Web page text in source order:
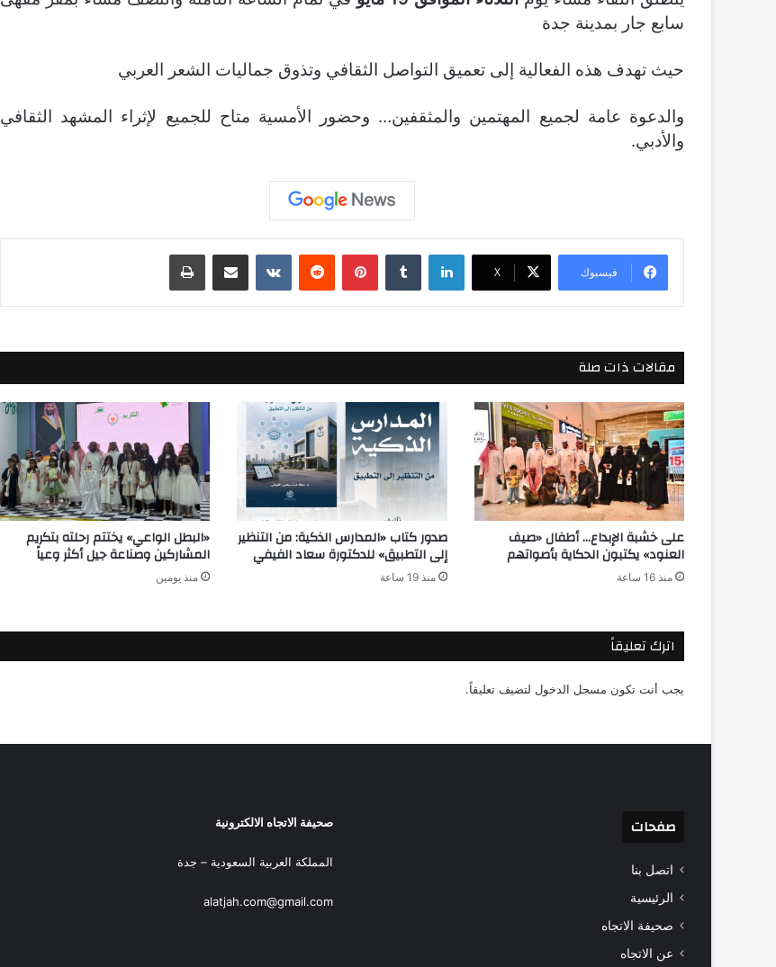
سابع جار بمدينة جدة
حيث تهدف هذه الفعالية إلى تعميق التواصل الثقافي وتذوق جماليات الشعر العربي
والدعوة عامة لجميع المهتمين والمثقفين… وحضور الأمسية متاح للجميع لإثراء المشهد الثقافي
والأدبي.
فيسبوك ‫X
لينكدإن بينتيريست مشاركة عبر البريد طباعة
مقالات ذات صلة
على خشبة الإبداع… أطفال «صيف
العنود» يكتبون الحكاية بأصواتهم
منذ 16 ساعة
صدور كتاب «المدارس الذكية: من التنظير
إلى التطبيق» للدكتورة سعاد الفيفي
منذ 19 ساعة
«البطل الواعي» يختتم رحلته بتكريم
المشاركين وصناعة جيل أكثر وعياً
منذ يومين
اترك تعليقاً
يجب أنت تكون مسجل الدخول لتضيف تعليقاً.
صفحات
اتصل بنا
الرئيسية
صحيفة الاتجاه
عن الاتجاه
صحيفة الاتجاه الالكترونية
المملكة العربية السعودية – جدة
alatjah.com@gmail.com